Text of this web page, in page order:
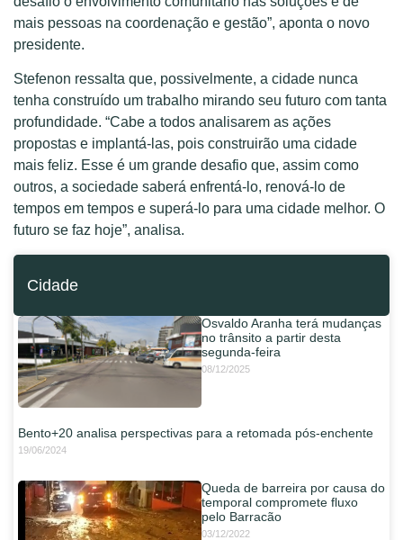
mais pessoas na coordenação e gestão”, aponta o novo
presidente.
Stefenon ressalta que, possivelmente, a cidade nunca
tenha construído um trabalho mirando seu futuro com tanta
profundidade. “Cabe a todos analisarem as ações
propostas e implantá-las, pois construirão uma cidade
mais feliz. Esse é um grande desafio que, assim como
outros, a sociedade saberá enfrentá-lo, renová-lo de
tempos em tempos e superá-lo para uma cidade melhor. O
futuro se faz hoje”, analisa.
Cidade
Osvaldo Aranha terá mudanças
no trânsito a partir desta
segunda-feira
08/12/2025
Bento+20 analisa perspectivas para a retomada pós-enchente
19/06/2024
Queda de barreira por causa do
temporal compromete fluxo
pelo Barracão
03/12/2022